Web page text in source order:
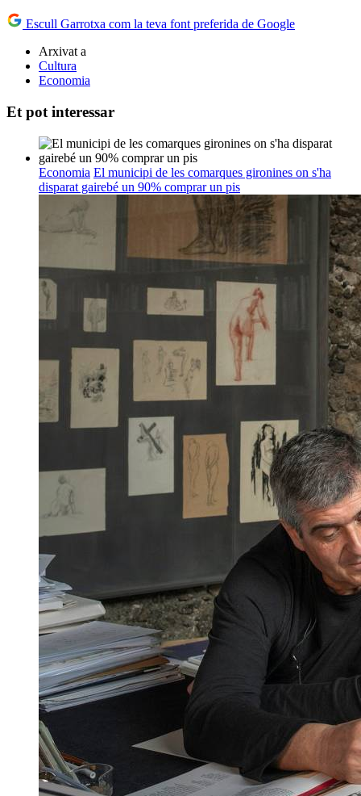
Escull Garrotxa com la teva font preferida de Google
Arxivat a
Cultura
Economia
Et pot interessar
Economia El municipi de les comarques gironines on s'ha
disparat gairebé un 90% comprar un pis